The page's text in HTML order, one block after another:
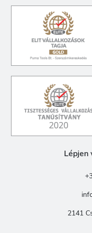
Lépjen
2141